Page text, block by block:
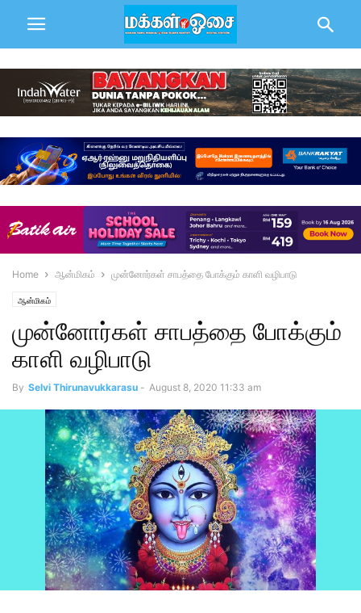
Home ஆன்மிகம் முன்னோர்கள் சாபத்தை போக்கும் காளி வழிபாடு
ஆன்மிகம்
முன்னோர்கள் சாபத்தை போக்கும்
காளி வழிபாடு
By Selvi Thirunavukkarasu - August 8, 2020 11:33 am